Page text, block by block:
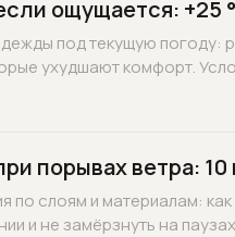
ощущается: +25
под текущую погоду:
ухудшают комфорт.
порывах ветра:
по слоям и материалам:
и не замёрзнуть на